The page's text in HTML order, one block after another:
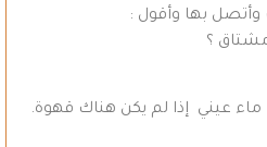
بها وأقول :
مشتاق ؟
عيني إذا لم يكن هناك قهوة.